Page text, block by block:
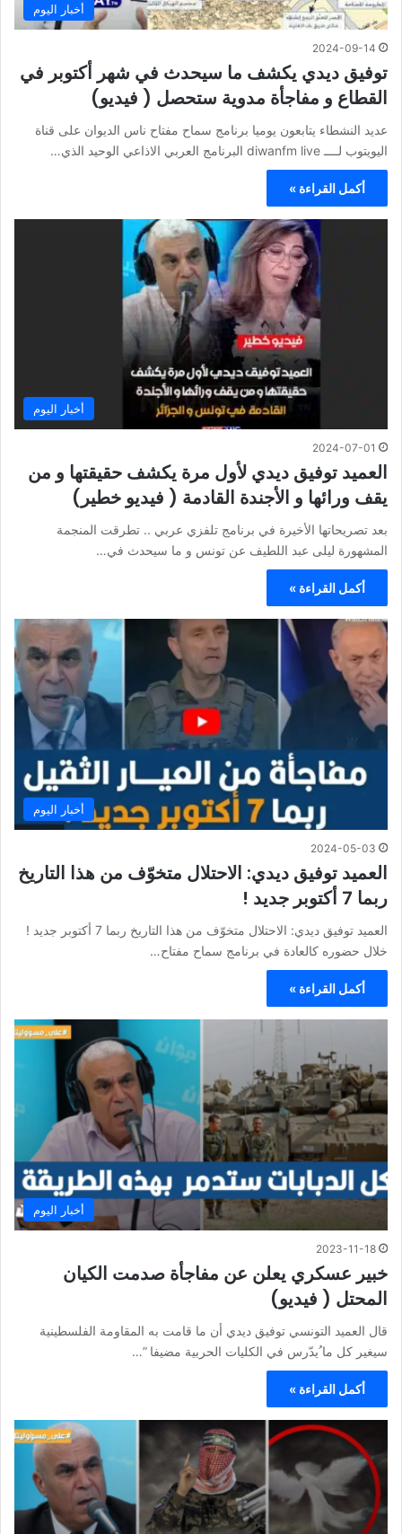
أخبار اليوم
2024-09-14
توفيق ديدي يكشف ما سيحدث في شهر أكتوبر في
القطاع و مفاجأة مدوية ستحصل ( فيديو)
عديد النشطاء يتابعون يوميا برنامج سماح مفتاح ناس الديوان على قناة
اليويتوب لــــ diwanfm live البرنامج العربي الاذاعي الوحيد الذي…
أكمل القراءة »
أخبار اليوم
2024-07-01
العميد توفيق ديدي لأول مرة يكشف حقيقتها و من
يقف ورائها و الأجندة القادمة ( فيديو خطير)
بعد تصريحاتها الأخيرة في برنامج تلفزي عربي .. تطرقت المنجمة
المشهورة ليلى عبد اللطيف عن تونس و ما سيحدث في…
أكمل القراءة »
أخبار اليوم
2024-05-03
العميد توفيق ديدي: الاحتلال متخوّف من هذا التاريخ
ربما 7 أكتوبر جديد !
العميد توفيق ديدي: الاحتلال متخوّف من هذا التاريخ ربما 7 أكتوبر جديد !
خلال حضوره كالعادة في برنامج سماح مفتاح…
أكمل القراءة »
أخبار اليوم
2023-11-18
خبير عسكري يعلن عن مفاجأة صدمت الكيان
المحتل ( فيديو)
قال العميد التونسي توفيق ديدي أن ما قامت به المقاومة الفلسطينية
سيغير كل ما ُيدّرس في الكليات الحربية مضيفا ”…
أكمل القراءة »